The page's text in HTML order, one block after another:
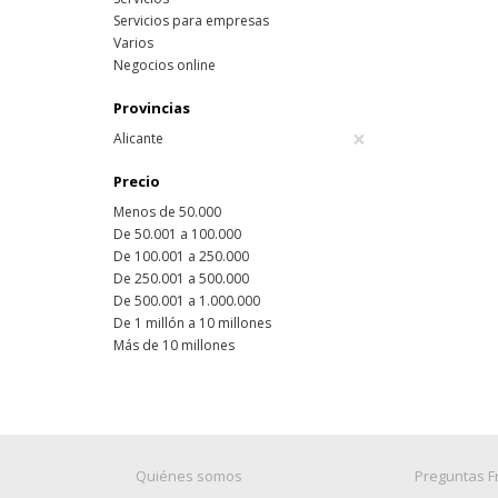
Servicios para empresas
Varios
Negocios online
Provincias
Alicante ×
Precio
Menos de 50.000
De 50.001 a 100.000
De 100.001 a 250.000
De 250.001 a 500.000
De 500.001 a 1.000.000
De 1 millón a 10 millones
Más de 10 millones
Quiénes somos Preguntas